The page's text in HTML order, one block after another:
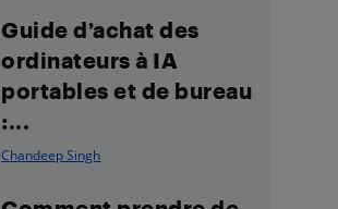
Guide d’achat des
ordinateurs à IA
portables et de bureau
:...
Chandeep Singh